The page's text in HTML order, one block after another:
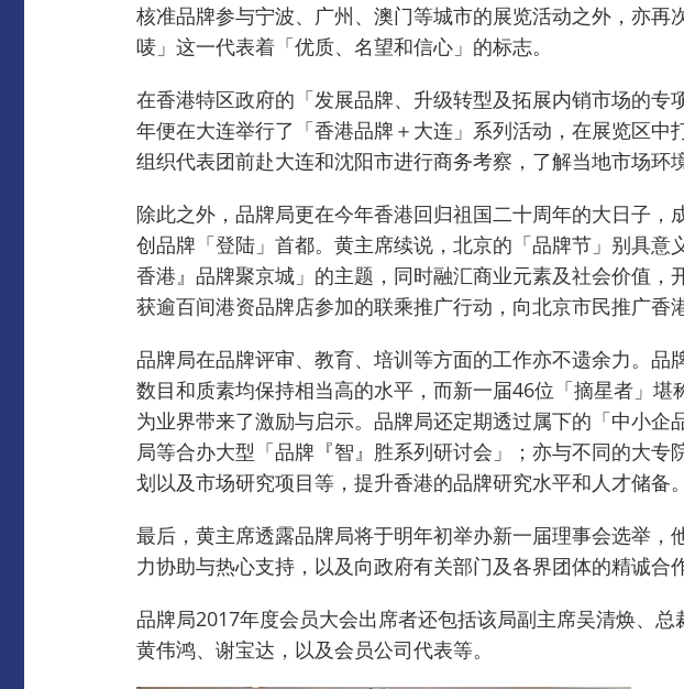
核准品牌参与宁波、广州、澳门等城市的展览活动之外，亦
唛」这一代表着「优质、名望和信心」的标志。
在香港特区政府的「发展品牌、升级转型及拓展内销市场的
年便在大连举行了「香港品牌＋大连」系列活动，在展览区中
组织代表团前赴大连和沈阳市进行商务考察，了解当地市场环
除此之外，品牌局更在今年香港回归祖国二十周年的大日子
创品牌「登陆」首都。 黄主席续说，北京的「品牌节」别具意
香港』品牌聚京城」的主题，同时融汇商业元素及社会价值
获逾百间港资品牌店参加的联乘推广行动，向北京市民推广香
品牌局在品牌评审、教育、培训等方面的工作亦不遗余力。 品
数目和质素均保持相当高的水平，而新一届46位「摘星者」
为业界带来了激励与启示。 品牌局还定期透过属下的「中小企
局等合办大型「品牌『智』胜系列研讨会」；亦与不同的大
划以及市场研究项目等，提升香港的品牌研究水平和人才储备。
最后，黄主席透露品牌局将于明年初举办新一届理事会选举
力协助与热心支持，以及向政府有关部门及各界团体的精诚合
品牌局2017年度会员大会出席者还包括该局副主席吴清焕、
黄伟鸿、谢宝达，以及会员公司代表等。